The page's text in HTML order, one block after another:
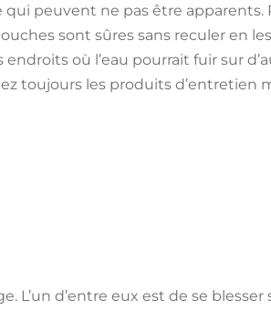
peuvent ne pas être apparents.
sont sûres sans reculer en
où l’eau pourrait fuir sur
toujours les produits d’entretien
L’un d’entre eux est de se blesser